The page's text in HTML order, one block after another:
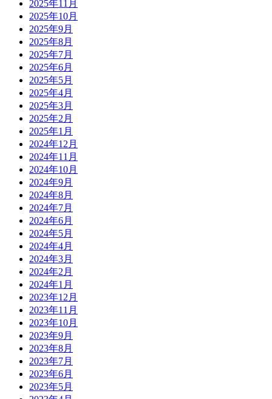
2025年11月
2025年10月
2025年9月
2025年8月
2025年7月
2025年6月
2025年5月
2025年4月
2025年3月
2025年2月
2025年1月
2024年12月
2024年11月
2024年10月
2024年9月
2024年8月
2024年7月
2024年6月
2024年5月
2024年4月
2024年3月
2024年2月
2024年1月
2023年12月
2023年11月
2023年10月
2023年9月
2023年8月
2023年7月
2023年6月
2023年5月